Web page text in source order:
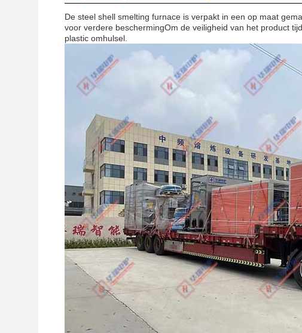
De steel shell smelting furnace is verpakt in een op maat
voor verdere beschermingOm de veiligheid van het product
plastic omhulsel.